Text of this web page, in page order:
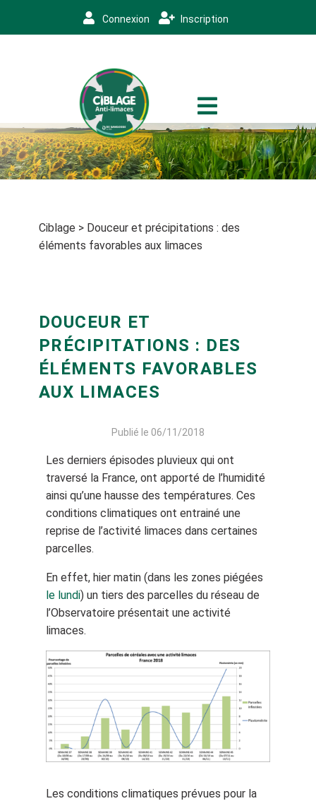
Connexion Inscription
Ciblage > Douceur et précipitations : des
éléments favorables aux limaces
DOUCEUR ET
PRÉCIPITATIONS : DES
ÉLÉMENTS FAVORABLES
AUX LIMACES
Publié le 06/11/2018
Les derniers épisodes pluvieux qui ont
traversé la France, ont apporté de l’humidité
ainsi qu’une hausse des températures. Ces
conditions climatiques ont entrainé une
reprise de l’activité limaces dans certaines
parcelles.
En effet, hier matin (dans les zones piégées
le lundi) un tiers des parcelles du réseau de
l’Observatoire présentait une activité
limaces.
Les conditions climatiques prévues pour la